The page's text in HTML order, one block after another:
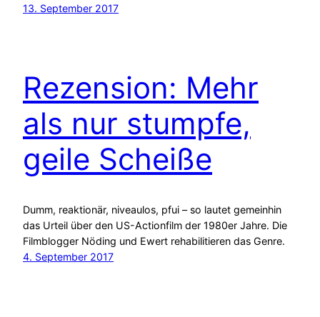
13. September 2017
Rezension: Mehr
als nur stumpfe,
geile Scheiße
Dumm, reaktionär, niveaulos, pfui – so lautet gemeinhin
das Urteil über den US-Actionfilm der 1980er Jahre. Die
Filmblogger Nöding und Ewert rehabilitieren das Genre.
4. September 2017